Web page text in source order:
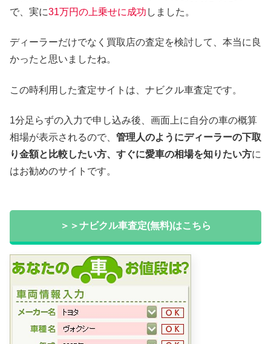
で、実に31万円の上乗せに成功 しました。
ディーラーだけでなく買取店の査定を検討して、本当に良
かったと思いましたね。
この時利用した査定サイトは、ナビクル車査定です。
1分足らずの入力で申し込み後、画面上に自分の車の概算
相場が表示されるので、 管理人のようにディーラーの下取
り金額と比較したい方、すぐに愛車の相場を知りたい方に
はお勧めのサイトです。
＞＞ナビクル車査定(無料)はこちら